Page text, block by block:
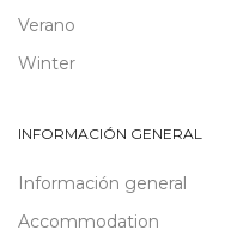
Verano
Winter
INFORMACIÓN GENERAL
Información general
Accommodation